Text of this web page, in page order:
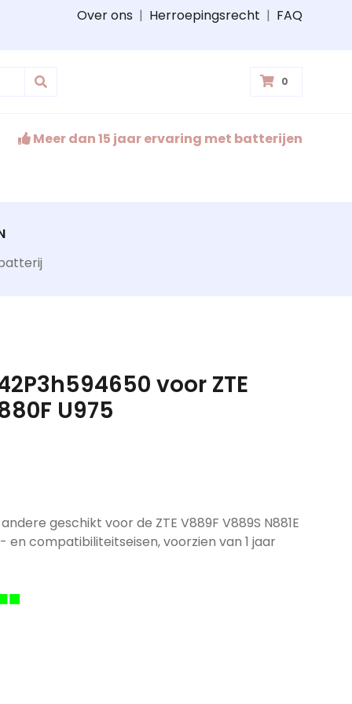
Over ons | Herroepingsrecht | FAQ
0
Meer dan 15 jaar ervaring met batterijen
voor ZTE
U975
geschikt voor de ZTE V889F V889S N881E
en compatibiliteitseisen, voorzien van 1 jaar